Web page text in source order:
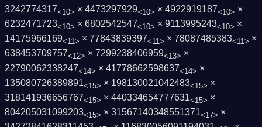
3242774317<10> × 4473297929<10> × 4922919187<10> ×
6232471723<10> × 6802542547<10> × 9113995243<10> ×
14175966169<11> × 77843839397<11> × 78087485383<11> ×
638453709757<12> × 7299238406959<13> ×
22790062338247<14> × 41778662598637<14> ×
135080726389891<15> × 198130021042483<15> ×
318141936656767<15> × 440334654777631<15> ×
804205031099203<15> × 31567140348551371<17> ×